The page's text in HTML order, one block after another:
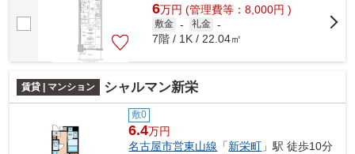
6万円 (管理費等：8,000円 )
敷金 - 礼金 -
7階 / 1K / 22.04㎡
賃貸 | マンション シャルマン新栄
敷0
6.4万円
名古屋市営東山線 「新栄町 」駅 徒歩10分